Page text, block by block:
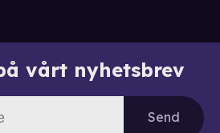
vårt nyhetsbrev
Send